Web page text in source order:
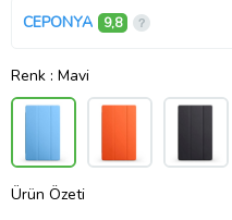
CEPONYA 9,8
Renk : Mavi
Ürün Özeti